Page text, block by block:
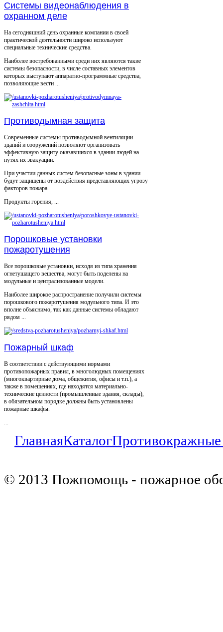
Системы видеонаблюдения в
охранном деле
На сегодняшний день охранные компании в своей
практической деятельности широко используют
специальные технические средства.
Наиболее востребованными среди них являются такие
системы безопасности, в числе составных элементов
которых выступают аппаратно-программные средства,
позволяющие вести ...
Противодымная защита
Современные системы противодымной вентиляции
зданий и сооружений позволяют организовать
эффективную защиту оказавшихся в здании людей на
путях их эвакуации.
При участии данных систем безопасные зоны в здании
будут защищены от воздействия представляющих угрозу
факторов пожара.
Продукты горения, ...
Порошковые установки
пожаротушения
Все порошковые установки, исходя из типа хранения
огнетушащего вещества, могут быть поделены на
модульные и централизованные модели.
Наиболее широкое распространение получили системы
порошкового пожаротушения модульного типа. И это
вполне объяснимо, так как данные системы обладают
рядом ...
Пожарный шкаф
В соответствии с действующими нормами
противопожарных правил, в многолюдных помещениях
(многоквартирные дома, общежития, офисы и т.п.), а
также в помещениях, где находятся материально-
технические ценности (промышленные здания, склады),
в обязательном порядке должны быть установлены
пожарные шкафы.
ГлавнаяКаталог
© 2013 Пожпомощь - пожарное